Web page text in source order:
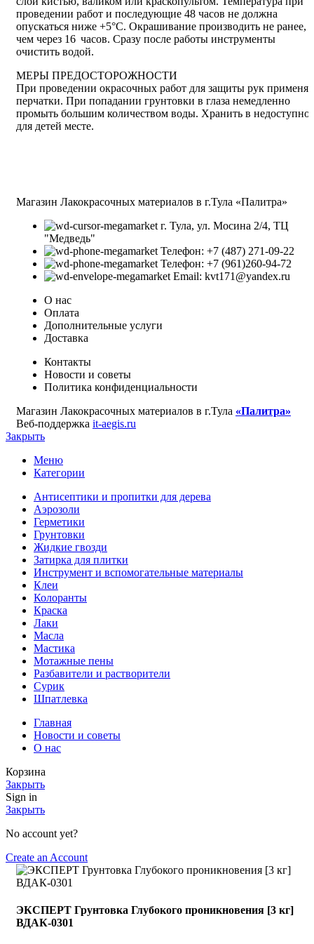
проведении работ и последующие 48 часов не должна
опускаться ниже +5°С. Окрашивание производить не ранее,
чем через 16 часов. Сразу после работы инструменты
очистить водой.
МЕРЫ ПРЕДОСТОРОЖНОСТИ
При проведении окрасочных работ для защиты рук
перчатки. При попадании грунтовки в глаза немедленно
промыть большим количеством воды. Хранить в
для детей месте.
Магазин Лакокрасочных материалов в г.Тула «Палитра»
г. Тула, ул. Мосина 2/4, ТЦ
"Медведь"
Телефон: +7 (487) 271-09-22
Телефон: +7 (961)260-94-72
Email: kvt171@yandex.ru
О нас
Оплата
Дополнительные услуги
Доставка
Контакты
Новости и советы
Политика конфиденциальности
Магазин Лакокрасочных материалов в г.Тула «Палитра»
Веб-поддержка it-aegis.ru
Закрыть
Меню
Категории
Антисептики и пропитки для дерева
Аэрозоли
Герметики
Грунтовки
Жидкие гвозди
Затирка для плитки
Инструмент и вспомогательные материалы
Клеи
Колоранты
Краска
Лаки
Масла
Мастика
Мотажные пены
Разбавители и растворители
Сурик
Шпатлевка
Главная
Новости и советы
О нас
Корзина
Закрыть
Sign in
Закрыть
No account yet?
Create an Account
ЭКСПЕРТ Грунтовка Глубокого проникновения [3 кг]
ВДАК-0301